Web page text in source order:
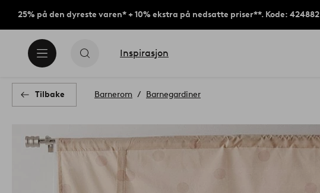
25% på den dyreste varen* + 10% ekstra på nedsatte priser**. Kode: 424882
Inspirasjon
Tilbake Barnerom Barnegardiner